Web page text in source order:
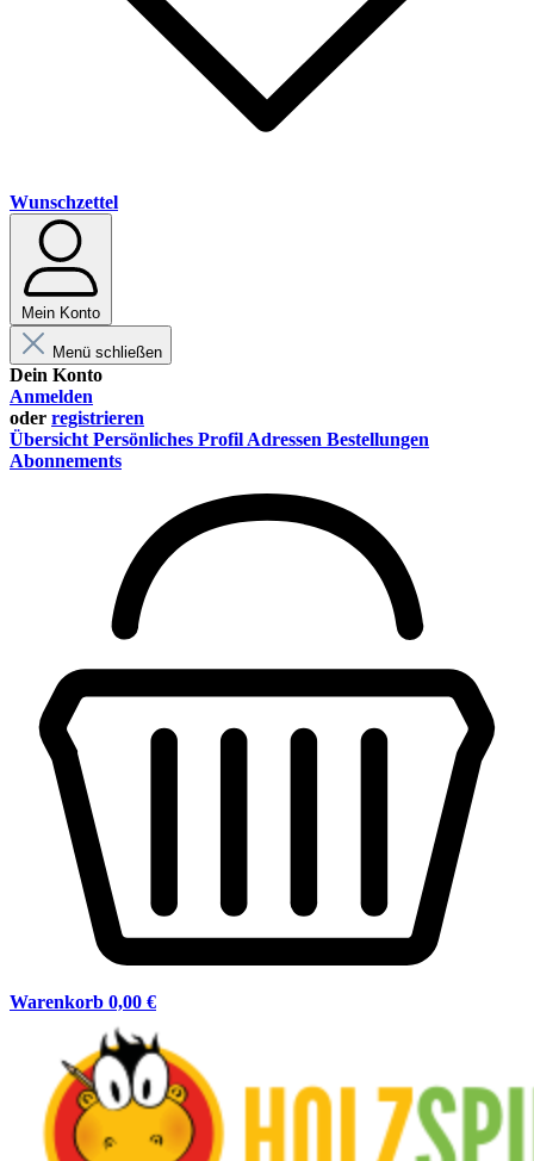
Wunschzettel
Mein Konto
Menü schließen
Dein Konto
Anmelden
oder registrieren
Übersicht Persönliches Profil Adressen Bestellungen
Abonnements
Warenkorb 0,00 €